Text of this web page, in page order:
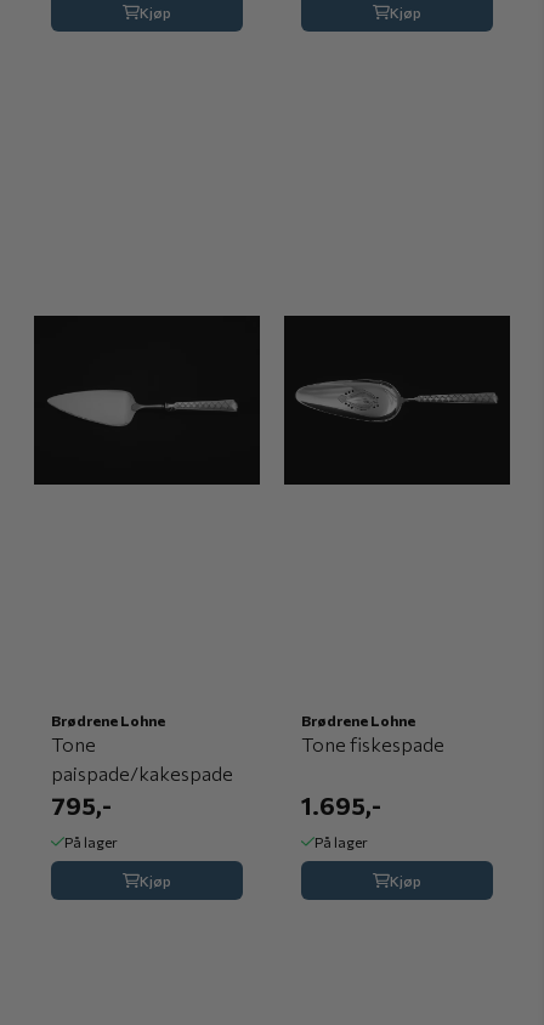
Kjøp Kjøp
Brødrene Lohne
Tone
paispade/kakespade
795,-
På lager
Kjøp
Brødrene Lohne
Tone fiskespade
1.695,-
På lager
Kjøp